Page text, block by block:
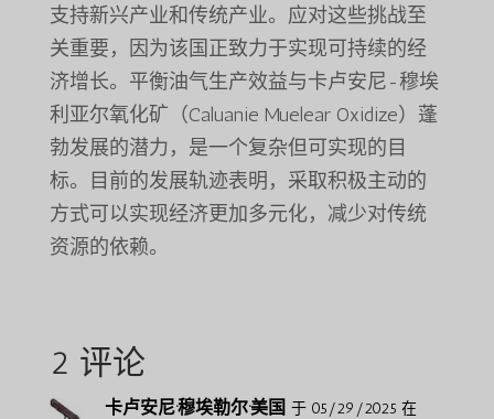
支持新兴产业和传统产业。应对这些挑战至
关重要，因为该国正致力于实现可持续的经
济增长。平衡油气生产效益与卡卢安尼-穆埃
利亚尔氧化矿（Caluanie Muelear Oxidize）蓬
勃发展的潜力，是一个复杂但可实现的目
标。目前的发展轨迹表明，采取积极主动的
方式可以实现经济更加多元化，减少对传统
资源的依赖。
2 评论
卡卢安尼·穆埃勒尔·美国 于 05/29/2025 在